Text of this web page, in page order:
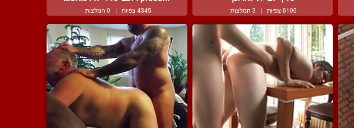
6106 צפיות | 3 המלצות 4345 צפיות | 0 המלצות